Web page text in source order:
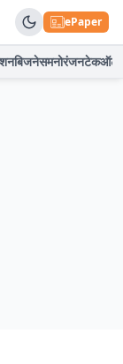
ePaper
बिजनेसमनोरंजनटेकऑटो